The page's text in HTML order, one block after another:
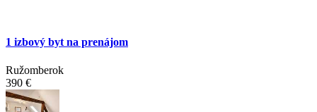
1 izbový byt na prenájom
Ružomberok
390 €